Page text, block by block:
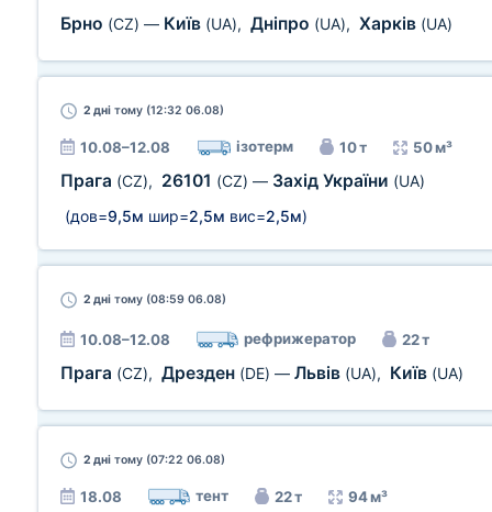
Брно (CZ) — Київ (UA), Дніпро (UA), Харків (UA)
2 дні тому (12:32 06.08)
10.08–12.08 ізотерм 10 т 50 м³
Прага (CZ), 26101 (CZ) — Захід України (UA)
(дов=9,5м шир=2,5м вис=2,5м)
2 дні тому (08:59 06.08)
10.08–12.08 рефрижератор 22 т
Прага (CZ), Дрезден (DE) — Львів (UA), Київ (UA)
2 дні тому (07:22 06.08)
18.08 тент 22 т 94 м³